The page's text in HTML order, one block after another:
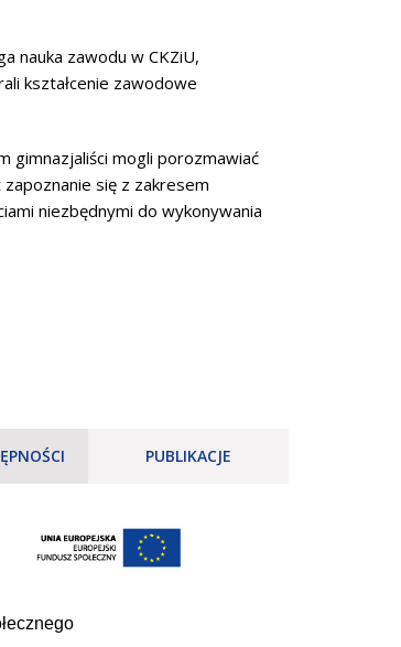
nauka zawodu w CKZiU,
kształcenie zawodowe
gimnazjaliści mogli porozmawiać
się z zakresem
niezbędnymi do wykonywania
PUBLIKACJE